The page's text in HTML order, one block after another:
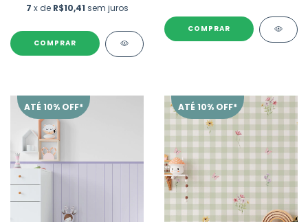
7 x de R$10,41 sem juros
ATÉ 10% OFF* ATÉ 10% OFF*